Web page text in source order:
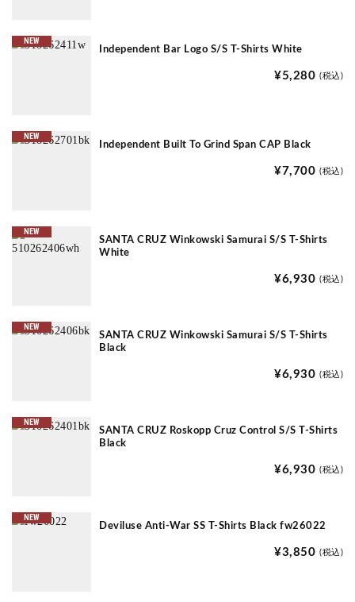
NEW
Independent Bar Logo S/S T-Shirts White
¥5,280 (税込)
NEW
Independent Built To Grind Span CAP Black
¥7,700 (税込)
NEW
SANTA CRUZ Winkowski Samurai S/S T-Shirts
White
¥6,930 (税込)
NEW
SANTA CRUZ Winkowski Samurai S/S T-Shirts
Black
¥6,930 (税込)
NEW
SANTA CRUZ Roskopp Cruz Control S/S T-Shirts
Black
¥6,930 (税込)
NEW
Deviluse Anti-War SS T-Shirts Black fw26022
¥3,850 (税込)